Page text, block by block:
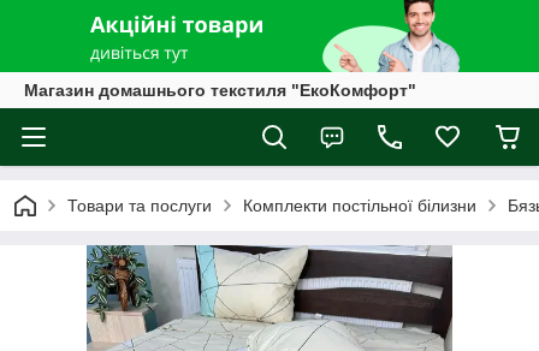
Магазин домашнього текстиля "ЕкоКомфорт"
Товари та послуги Комплекти постільної білизни